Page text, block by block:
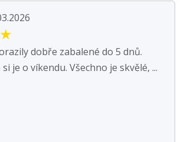
★
dobře zabalené do 5 dnů.
je o víkendu. Všechno je skvělé, ...